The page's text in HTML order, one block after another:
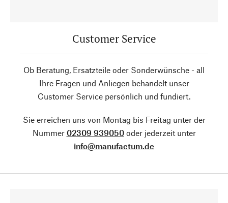
Customer Service
Ob Beratung, Ersatzteile oder Sonderwünsche - all
Ihre Fragen und Anliegen behandelt unser
Customer Service persönlich und fundiert.
Sie erreichen uns von Montag bis Freitag unter der
Nummer 02309 939050oder jederzeit unter
info@manufactum.de